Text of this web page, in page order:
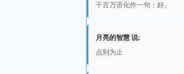
千言万语化作一句：好。
月亮的智慧 说:
点到为止